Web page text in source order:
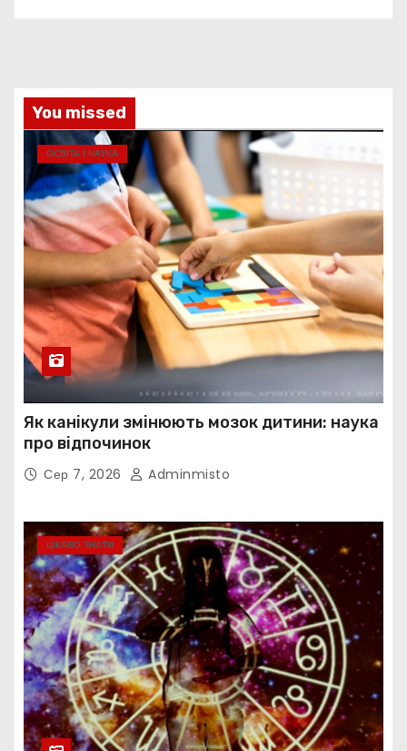
You missed
ОСВІТА І НАУКА
Як канікули змінюють мозок дитини: наука
про відпочинок
Сер 7, 2026 Adminmisto
ЦІКАВО ЗНАТИ